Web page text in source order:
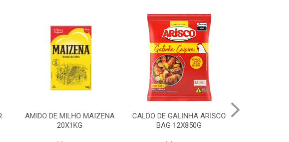
AMIDO DE MILHO MAIZENA
20X1KG
CALDO DE GALINHA ARISCO
BAG 12X850G